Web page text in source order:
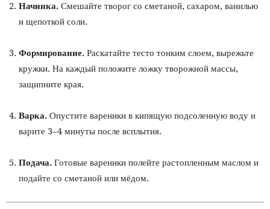
Начинка. Смешайте творог со сметаной, сахаром, ванилью
и щепоткой соли.
Формирование. Раскатайте тесто тонким слоем, вырежьте
кружки. На каждый положите ложку творожной массы,
защипните края.
Варка. Опустите вареники в кипящую подсоленную воду и
варите 3–4 минуты после всплытия.
Подача. Готовые вареники полейте растопленным маслом и
подайте со сметаной или мёдом.